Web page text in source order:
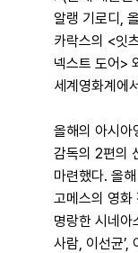
알랭 기로디,
카락스의 <잇
넥스트 도어>
세계영화계에
올해의 아시아
감독의 2편의
마련했다. 올
고메스의 영화
명랑한 시네아
사람, 이선균’,